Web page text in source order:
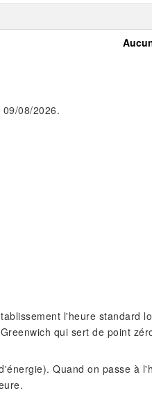
08/2026.
l'heure standard
qui sert de point
Quand on passe à